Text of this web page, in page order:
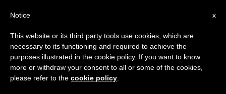
x
Notice
This website or its third party tools use cookies, which are
necessary to its functioning and required to achieve the
purposes illustrated in the cookie policy. If you want to know
more or withdraw your consent to all or some of the cookies,
please refer to the cookie policy